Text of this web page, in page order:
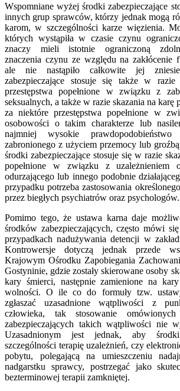
Wspomniane wyżej środki zabezpieczające
innych grup sprawców, którzy jednak mogą
karom, w szczególności karze więzienia.
których wystąpiła w czasie czynu
znaczy mieli istotnie ograniczoną
znaczenia czynu ze względu na zakłócenie
ale nie nastąpiło całkowite jej
zabezpieczające stosuje się także w
przestępstwa popełnione w związku z
seksualnych, a także w razie skazania na karę
za niektóre przestępstwa popełnione w
osobowości o takim charakterze lub
najmniej wysokie prawdopodobieństwo
zabronionego z użyciem przemocy lub
środki zabezpieczające stosuje się w razie
popełnione w związku z uzależnieniem
odurzającego lub innego podobnie
przypadku potrzeba zastosowania
przez biegłych psychiatrów oraz psychologów.
Pomimo tego, że ustawa karna daje
środków zabezpieczających, często mówi
przypadkach nadużywania detencji w
Kontrowersje dotyczą jednak przede
Krajowym Ośrodku Zapobiegania
Gostyninie, gdzie zostały skierowane osoby
kary śmierci, następnie zamienione na
wolności. O ile co do formuły tzw.
zgłaszać uzasadnione wątpliwości z
człowieka, tak stosowanie
zabezpieczających takich wątpliwości nie
Uzasadnionym jest jednak, aby
szczególności terapię uzależnień, czy
pobytu, polegającą na umieszczeniu
nadgarstku sprawcy, postrzegać jako
bezterminowej terapii zamkniętej.